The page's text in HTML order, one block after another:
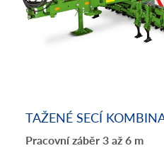
TAŽENÉ SECÍ
Pracovní záběr 3 až 6 m